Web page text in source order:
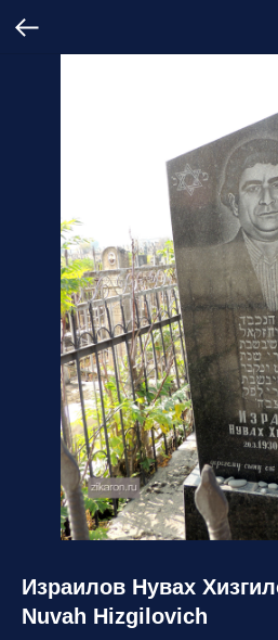
Израилов Нувах
Nuvah Hizgilovich